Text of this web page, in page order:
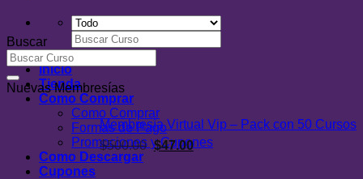
Buscar
por:
Inicio
Tienda
Como Comprar
Como Comprar
Formas de Pago
Promociones y Cupones
Como Descargar
Cupones
Buscar
Nuevas Membresías
Membresía Virtual Vip – Pack con 50 Cursos
$500.00 El
$47.00El